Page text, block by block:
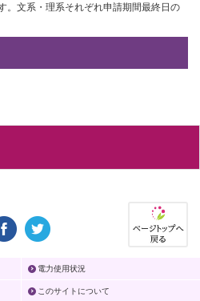
。文系・理系それぞれ申請期間最終日の
電力使用状況
このサイトについて